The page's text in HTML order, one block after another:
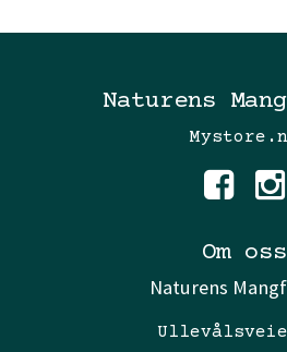
Naturens
Om oss
Naturens